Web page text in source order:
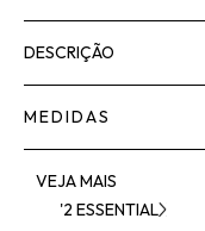
DESCRIÇÃO
MEDIDAS
VEJA MAIS
'2 ESSENTIAL